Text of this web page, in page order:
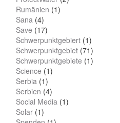
Rumänien (1)
Sana (4)
Save (17)
Schwerpunktgebiert (1)
Schwerpunktgebiet (71)
Schwerpunktgebiete (1)
Science (1)
Serbia (1)
Serbien (4)
Social Media (1)
Solar (1)